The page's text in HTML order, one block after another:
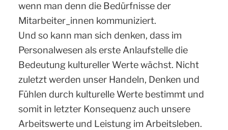
wenn man denn die Bedürfnisse der
Mitarbeiter_innen kommuniziert.
Und so kann man sich denken, dass im
Personalwesen als erste Anlaufstelle die
Bedeutung kultureller Werte wächst. Nicht
zuletzt werden unser Handeln, Denken und
Fühlen durch kulturelle Werte bestimmt und
somit in letzter Konsequenz auch unsere
Arbeitswerte und Leistung im Arbeitsleben.